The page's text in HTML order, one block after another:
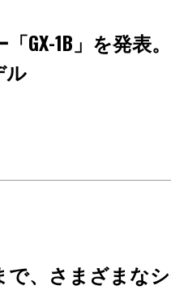
GX-1B」を発
ル
、さまざまな